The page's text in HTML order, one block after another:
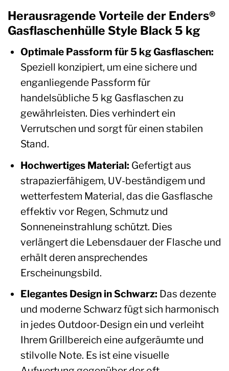
Herausragende Vorteile der Enders®
Gasflaschenhülle Style Black 5 kg
Optimale Passform für 5 kg Gasflaschen:
Speziell konzipiert, um eine sichere und
enganliegende Passform für
handelsübliche 5 kg Gasflaschen zu
gewährleisten. Dies verhindert ein
Verrutschen und sorgt für einen stabilen
Stand.
Hochwertiges Material: Gefertigt aus
strapazierfähigem, UV-beständigem und
wetterfestem Material, das die Gasflasche
effektiv vor Regen, Schmutz und
Sonneneinstrahlung schützt. Dies
verlängert die Lebensdauer der Flasche und
erhält deren ansprechendes
Erscheinungsbild.
Elegantes Design in Schwarz: Das dezente
und moderne Schwarz fügt sich harmonisch
in jedes Outdoor-Design ein und verleiht
Ihrem Grillbereich eine aufgeräumte und
stilvolle Note. Es ist eine visuelle